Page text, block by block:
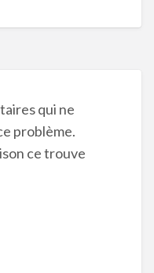
qui ne
problème.
ce trouve